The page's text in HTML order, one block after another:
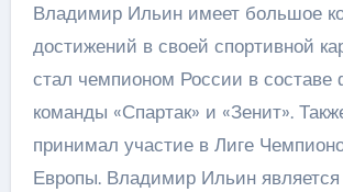
Владимир Ильин имеет большое
достижений в своей спортивной
стал чемпионом России в составе
команды «Спартак» и «Зенит».
принимал участие в Лиге
Европы. Владимир Ильин